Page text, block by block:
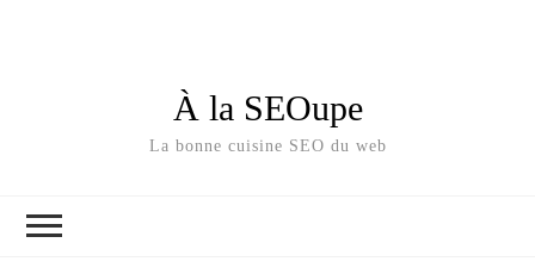
À la SEOupe
La bonne cuisine SEO du web